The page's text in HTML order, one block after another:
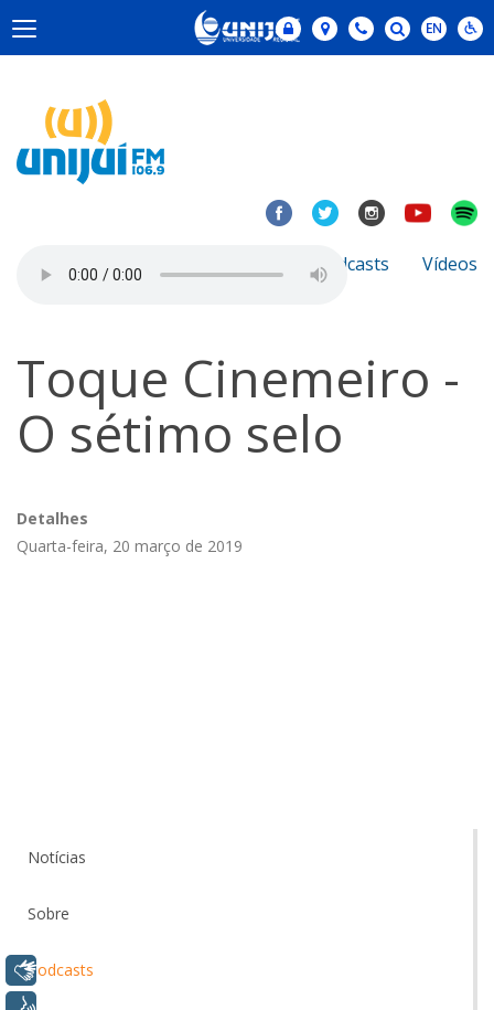
Notícias Podcasts Vídeos
Toque Cinemeiro -
O sétimo selo
Detalhes
Quarta-feira, 20 março de 2019
Notícias
Sobre
Podcasts
Libras